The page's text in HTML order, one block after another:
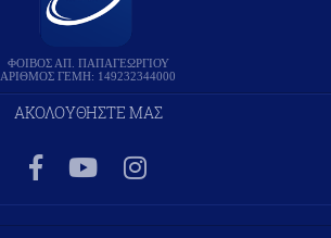
ΦΟΙΒΟΣ ΑΠ. ΠΑΠΑΓΕΩΡΓΙΟΥ
ΑΡΙΘΜΟΣ ΓΕΜΗ: 149232344000
ΑΚΟΛΟΥΘΗΣΤΕ ΜΑΣ